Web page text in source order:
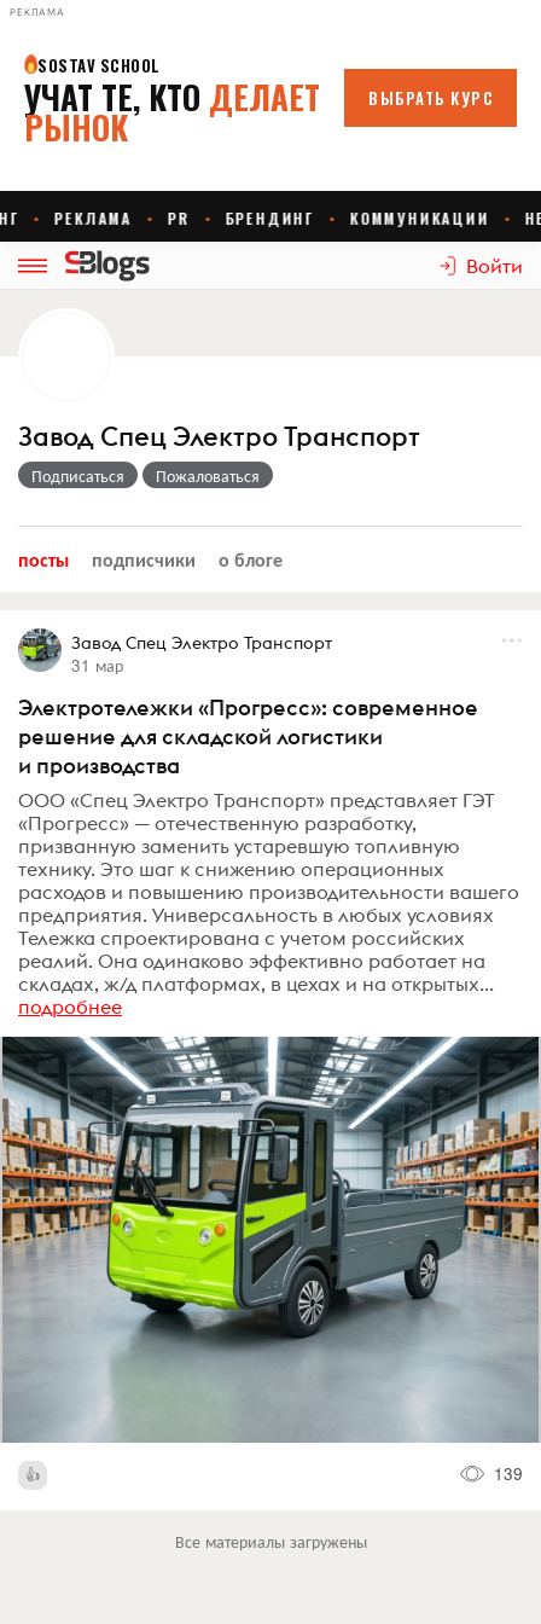
РЕКЛАМА
Войти
Завод Спец Электро Транспорт
Подписаться Пожаловаться
посты подписчики о блоге
Завод Спец Электро Транспорт
31 мар
Электротележки «Прогресс»: современное
решение для складской логистики
и производства
ООО «Спец Электро Транспорт» представляет ГЭТ
«Прогресс» — отечественную разработку,
призванную заменить устаревшую топливную
технику. Это шаг к снижению операционных
расходов и повышению производительности вашего
предприятия. Универсальность в любых условиях
Тележка спроектирована с учетом российских
реалий. Она одинаково эффективно работает на
складах, ж/д платформах, в цехах и на открытых...
подробнее
139
Все материалы загружены